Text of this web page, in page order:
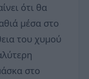
ότι θα
μέσα στο
του χυμού
στο